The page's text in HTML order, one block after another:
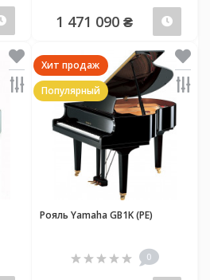
Предзаказ1 471 090 ₴
Хит продаж
Популярный
Рояль Yamaha GB1K (PE)
0